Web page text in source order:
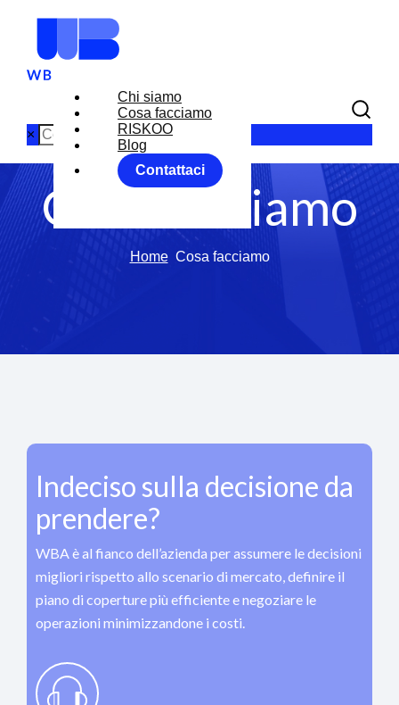
Chi siamo
Cosa facciamo
RISKOO
Blog
Contattaci
×
Cosa facciamo
Home Cosa facciamo
Indeciso sulla decisione da
prendere?
WBA è al fianco dell’azienda per assumere le decisioni
migliori rispetto allo scenario di mercato, definire il
piano di coperture più efficiente e negoziare le
operazioni minimizzandone i costi.